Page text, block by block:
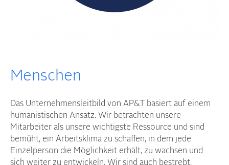
Menschen
Das Unternehmensleitbild von AP&T basiert auf einem
humanistischen Ansatz. Wir betrachten unsere
Mitarbeiter als unsere wichtigste Ressource und sind
bemüht, ein Arbeitsklima zu schaffen, in dem jede
Einzelperson die Möglichkeit erhält, zu wachsen und
sich weiter zu entwickeln. Wir sind auch bestrebt,